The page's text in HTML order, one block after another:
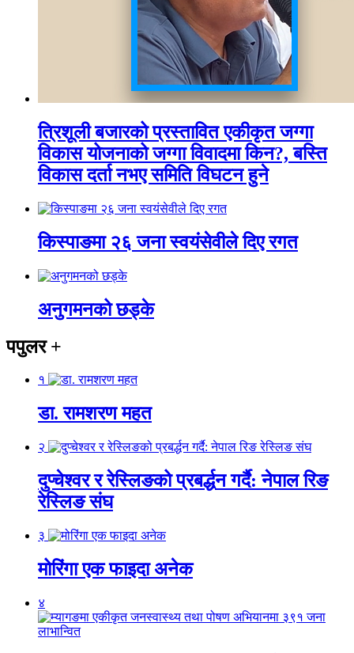
त्रिशूली बजारको प्रस्तावित एकीकृत जग्गा
विकास योजनाको जग्गा विवादमा किन?, बस्ति
विकास दर्ता नभए समिति विघटन हुने
किस्पाङमा २६ जना स्वयंसेवीले दिए रगत
अनुगमनको छड्के
पपुलर+
१
डा. रामशरण महत
२
दुप्चेश्वर र रेस्लिङको प्रबर्द्धन गर्दै: नेपाल रिङ
रेस्लिङ संघ
३
मोरिंगा एक फाइदा अनेक
४